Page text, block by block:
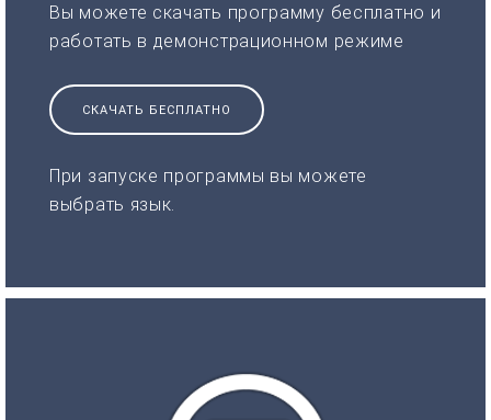
Вы можете скачать программу бесплатно и
работать в демонстрационном режиме
СКАЧАТЬ БЕСПЛАТНО
При запуске программы вы можете
выбрать язык.